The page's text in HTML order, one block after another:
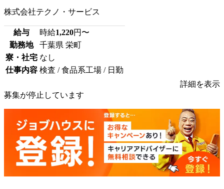
株式会社テクノ・サービス
給与 時給1,220円〜
勤務地
千葉県 栄町
寮・社宅 なし
仕事内容 検査 / 食品系工場 / 日勤
詳細を表示
募集が停止しています